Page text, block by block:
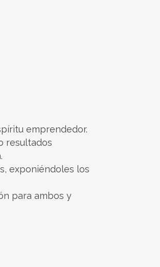
emprendedor.
resultados
exponiéndoles los
para ambos y